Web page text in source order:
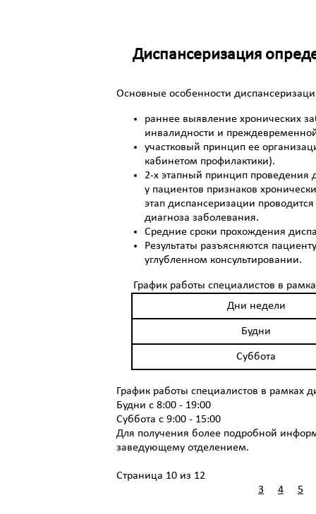
Диспансеризация
Основные особенности
раннее выявление хронических
инвалидности и
участковый принцип ее
кабинетом профилактики).
2-х этапный принцип проведения
у пациентов признаков
этап диспансеризации
диагноза заболевания.
Средние сроки прохождения
Результаты разъясняются
углубленном консультировании.
График работы специалистов в
Дни недели
Будни
Суббота
График работы специалистов в рамках
Будни с 8:00 - 19:00
Суббота с 9:00 - 15:00
Для получения более подробной
заведующему отделением.
Страница 10 из 12
3
4 5